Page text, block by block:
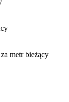
metr bieżący